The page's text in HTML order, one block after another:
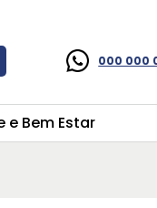
000 000
e Bem Estar